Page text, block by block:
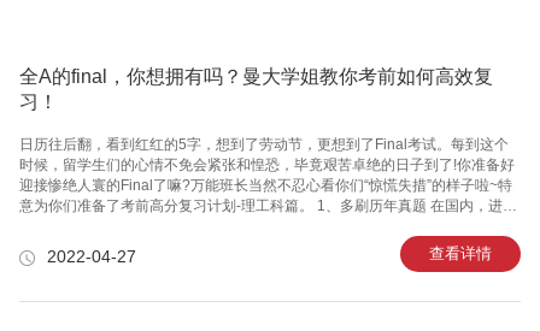
全A的final，你想拥有吗？曼大学姐教你考前如何高效复
习！
日历往后翻，看到红红的5字，想到了劳动节，更想到了Final考试。每到这个
时候，留学生们的心情不免会紧张和惶恐，毕竟艰苦卓绝的日子到了!你准备好
迎接惨绝人寰的Final了嘛?万能班长当然不忍心看你们“惊慌失措”的样子啦~特
意为你们准备了考前高分复习计划-理工科篇。 1、多刷历年真题 在国内，进入
理，对于在国外的同学来讲，也是可以通过刷历年真题来进行考前复习的。 登
录自己学校的官方网站，输入自己的学生账号，就可以搜索到与考试课程相关
的时候，不要一次性把所有的历年真题刷完，可以留下最近1-2年的真题，等到
2022-04-27 查看详情